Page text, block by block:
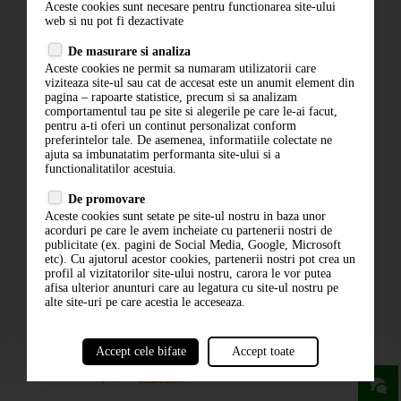
Contact
Politica de confidentialitate
ANPC
ABONARE LA NEWSLETTER
ABONARE
Aceste cookies sunt necesare pentru functionarea site-ului
web si nu pot fi dezactivate
De masurare si analiza
Aceste cookies ne permit sa numaram utilizatorii care
viziteaza site-ul sau cat de accesat este un anumit element din
pagina – rapoarte statistice, precum si sa analizam
comportamentul tau pe site si alegerile pe care le-ai facut,
pentru a-ti oferi un continut personalizat conform
preferintelor tale. De asemenea, informatiile colectate ne
ajuta sa imbunatatim performanta site-ului si a
functionalitatilor acestuia.
De promovare
Aceste cookies sunt setate pe site-ul nostru in baza unor
acorduri pe care le avem incheiate cu partenerii nostri de
publicitate (ex. pagini de Social Media, Google, Microsoft
etc). Cu ajutorul acestor cookies, partenerii nostri pot crea un
profil al vizitatorilor site-ului nostru, carora le vor putea
afisa ulterior anunturi care au legatura cu site-ul nostru pe
alte site-uri pe care acestia le acceseaza.
Accept cele bifate Accept toate